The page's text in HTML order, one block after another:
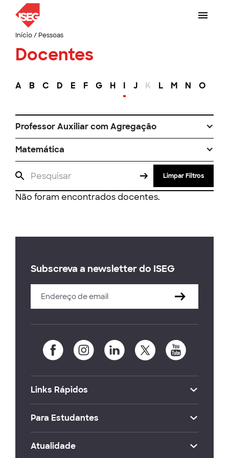
Início/ Pessoas
Docentes
A B C D E F G H I J K L M N O
Professor Auxiliar com Agregação
Matemática
Limpar Filtros
Não foram encontrados docentes.
Subscreva a newsletter do ISEG
Links Rápidos
Para Estudantes
Atualidade